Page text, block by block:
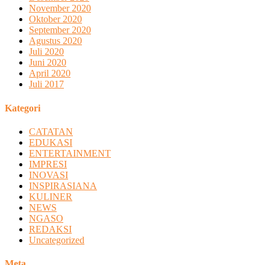
November 2020
Oktober 2020
September 2020
Agustus 2020
Juli 2020
Juni 2020
April 2020
Juli 2017
Kategori
CATATAN
EDUKASI
ENTERTAINMENT
IMPRESI
INOVASI
INSPIRASIANA
KULINER
NEWS
NGASO
REDAKSI
Uncategorized